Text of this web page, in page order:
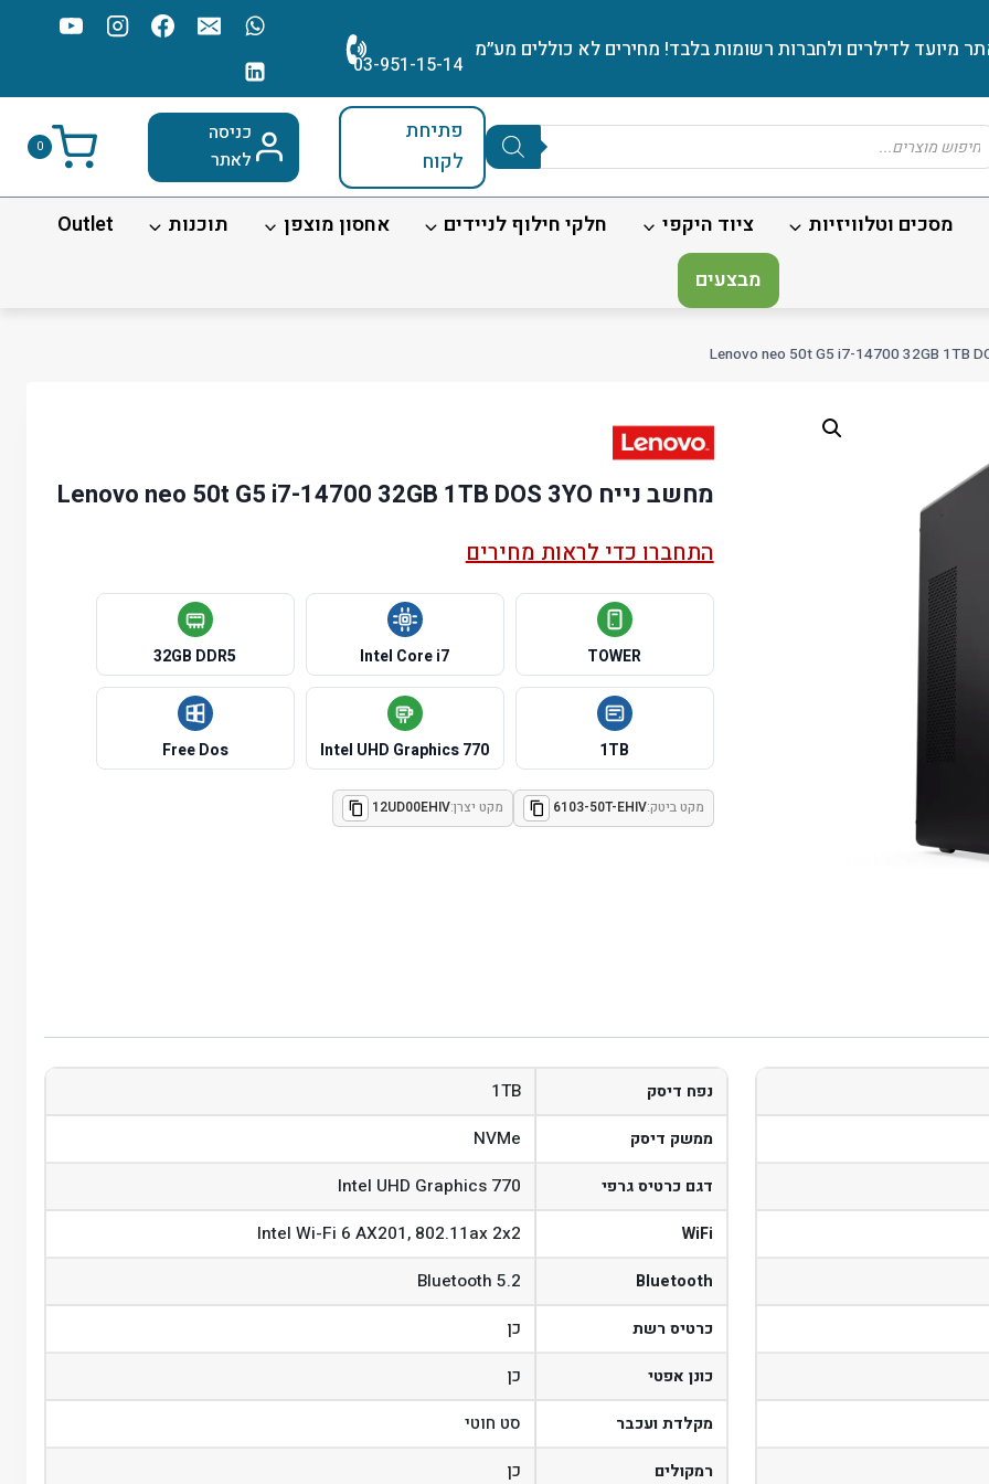
מיועד לדילרים ולחברות רשומות בלבד! מחירים לא כוללים מע׳׳מ
03-951-15-14
פתיחת
לקוח
כניסה
לאתר
0
מסכים וטלוויזיות ציוד היקפי חלקי חילוף לניידים אחסון מוצפן תוכנות
Outlet
מבצעים
מחשב נייח Lenovo neo 50t G5 i7-14700 32GB 1TB DOS 3YO
התחברו כדי לראות מחירים
TOWER
Intel Core i7
32GB DDR5
1TB
Intel UHD Graphics 770
Free Dos
מקט ביטק:6103-50T-EHIV מקט יצרן:12UD00EHIV
נפח דיסק 1TB
ממשק דיסק NVMe
דגם כרטיס גרפי Intel UHD Graphics 770
WiFi
Intel Wi-Fi 6 AX201, 802.11ax 2x2
Bluetooth
Bluetooth 5.2
כרטיס רשת כן
כונן אפטי כן
מקלדת ועכבר סט חוטי
רמקולים כן